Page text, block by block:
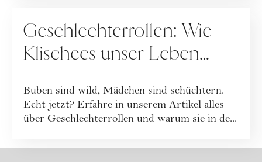
Geschlechterrollen: Wie
Klischees unser Leben
bestimmen
Buben sind wild, Mädchen sind schüchtern.
Echt jetzt? Erfahre in unserem Artikel alles
über Geschlechterrollen und warum sie in de...